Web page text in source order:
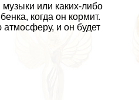
музыки или каких-либо
когда он кормит.
и он будет